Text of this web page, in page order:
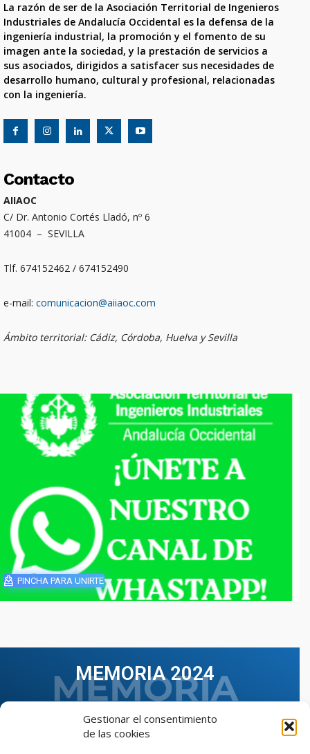
Gestionar el consentimiento
de las cookies
La razón de ser de la Asociación Territorial de Ingenieros
Industriales de Andalucía Occidental es la defensa de la
ingeniería industrial, la promoción y el fomento de su
imagen ante la sociedad, y la prestación de servicios a
sus asociados, dirigidos a satisfacer sus necesidades de
desarrollo humano, cultural y profesional, relacionadas
con la ingeniería.
Contacto
AIIAOC
C/ Dr. Antonio Cortés Lladó, nº 6
41004 – SEVILLA
Tlf. 674152462 / 674152490
e-mail: comunicacion@aiiaoc.com
Ámbito territorial: Cádiz, Córdoba, Huelva y Sevilla
PINCHA PARA UNIRTE
MEMORIA 2024